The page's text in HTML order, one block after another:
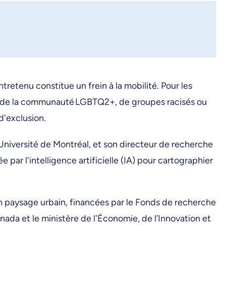
constitue un frein à la mobilité. Pour les
la communauté LGBTQ2+, de groupes racisés ou
de Montréal, et son directeur de recherche
par l'intelligence artificielle (IA) pour cartographier
urbain, financées par le Fonds de recherche
et le ministère de l'Économie, de l’Innovation et